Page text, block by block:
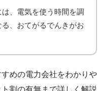
、電気を使う時間を調
、おてがるでんきがお
めの電力会社をわかりや
割の有無まで詳しく解説